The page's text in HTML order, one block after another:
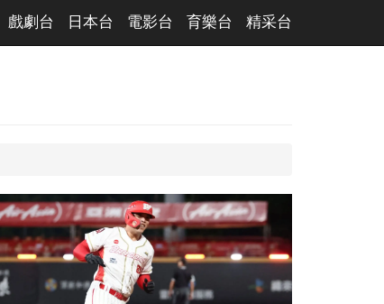
戲劇台 日本台 電影台 育樂台 精采台